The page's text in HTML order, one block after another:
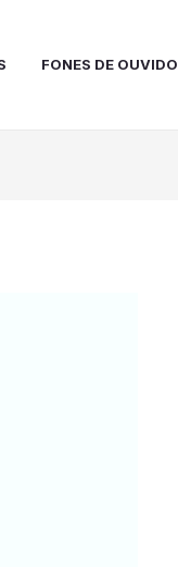
FONES DE OUVIDO